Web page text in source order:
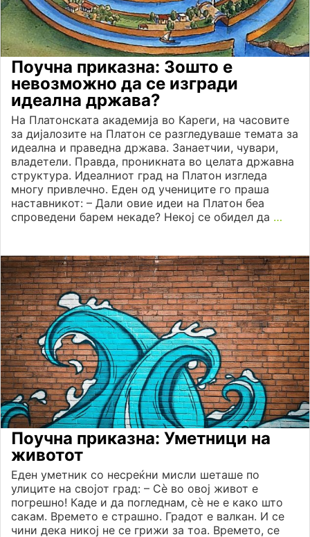
Поучна приказна: Зошто е
невозможно да се изгради
идеална држава?
На Платонската академија во Кареги, на часовите
за дијалозите на Платон се разгледуваше темата за
идеална и праведна држава. Занаетчии, чувари,
владетели. Правда, проникната во целата државна
структура. Идеалниот град на Платон изгледа
многу привлечно. Еден од учениците го праша
наставникот: – Дали овие идеи на Платон беа
спроведени барем некаде? Некој се обидел да …
Поучна приказна: Уметници на
животот
Еден уметник со несреќни мисли шеташе по
улиците на својот град: – Сè во овој живот е
погрешно! Каде и да погледнам, сè не е како што
сакам. Времето е страшно. Градот е валкан. И се
чини дека никој не се грижи за тоа. Времето, се